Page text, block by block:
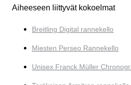
Aiheeseen liittyvät kokoelmat
Breitling Digital rannekello
Miesten Perseo Rannekello
Unisex Franck Müller